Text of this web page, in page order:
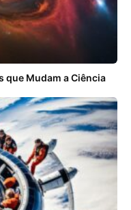
que Mudam a Ciência